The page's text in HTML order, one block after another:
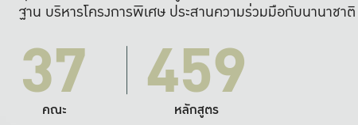
ฐาน บริหารโครงการพิเศษ ประสานความร่วมมือกับนานาชาติ
37
คณะ 459
หลักสูตร